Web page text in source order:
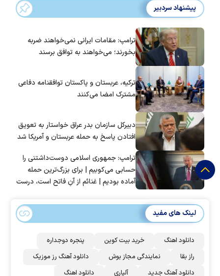
پیشنهاد سردبیر
ترامپ: مقامات ایرانی نمی‌خواهند ضربه
بخورند؛ می‌خواهند به توافق برسند
ترکیه، عربستان و پاکستان توافقنامه دفاعی
مشترک امضا می‌کنند
دبیرکل سازمان بدر عراق خواستار به تعویق
افتادن پاسخ به حمله عربستان و آمریکا شد
ترامپ: جمهوری اسلامی دوست‌داشتنی را
حسابی می‌کوبیم | برای بزرگ‌ترین حمله
آماده بودیم | غنائم از آنِ فاتح است، درست
لینک های مفید
دانلود اهنگ خرید بیت کوین
پنجره دوجداره
راز بقا
نمایندگی مجاز بوش
دانلود آهنگ رز‌ موزیک
دانلود آهنگ جدید
آلپاری دانلود اهنگ